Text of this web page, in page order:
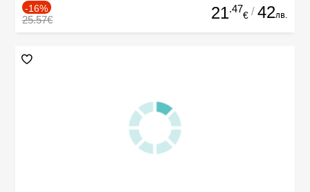
-16%
25.57€ 21.47
€ / 42лв.